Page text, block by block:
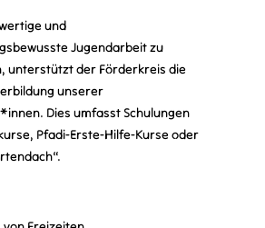
und
Jugendarbeit zu
unterstützt der Förderkreis die
unserer
Dies umfasst Schulungen
Pfadi-Erste-Hilfe-Kurse oder